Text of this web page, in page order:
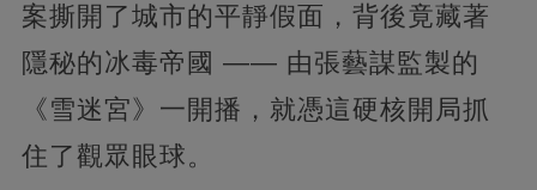
案撕開了城市的平靜假面，背後竟藏著
隱秘的冰毒帝國 —— 由張藝謀監製的
《雪迷宮》一開播，就憑這硬核開局抓
住了觀眾眼球。